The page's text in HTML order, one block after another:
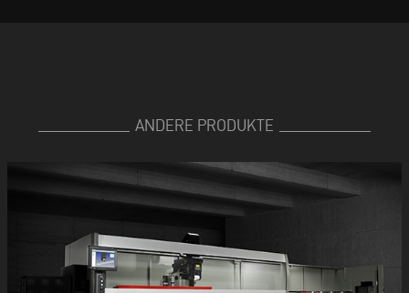
ANDERE PRODUKTE